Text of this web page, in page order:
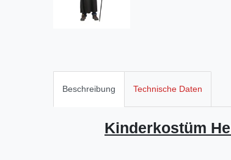
Beschreibung Technische Daten
Kinderkostüm